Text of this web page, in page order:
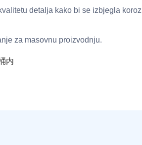
detalja kako bi se izbjegla
za masovnu proizvodnju.